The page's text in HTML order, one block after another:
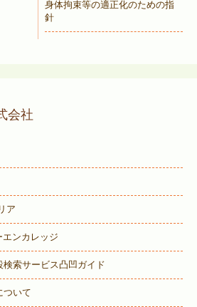
身体拘束等の適正化のための指
針
会社
ア
ンカレッジ
索サービス凸凹ガイド
ついて